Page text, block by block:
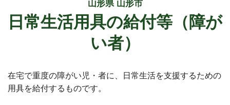
山形県 山形市
日常生活用具の給付等（障が
い者）
在宅で重度の障がい児・者に、日常生活を支援するための
用具を給付するものです。